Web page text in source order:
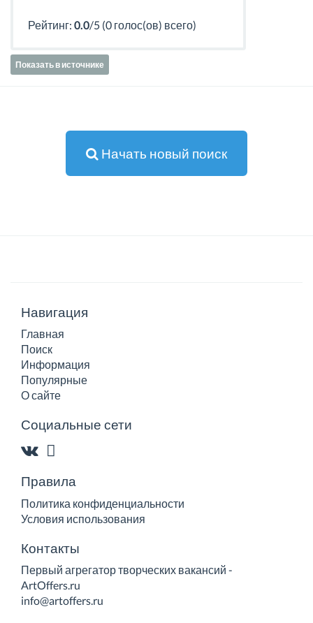
Рейтинг: 0.0/5 (0 голос(ов) всего)
Показать в источнике
Начать новый поиск
Навигация
Главная
Поиск
Информация
Популярные
О сайте
Социальные сети
Правила
Политика конфиденциальности
Условия использования
Контакты
Первый агрегатор творческих вакансий -
ArtOffers.ru
info@artoffers.ru